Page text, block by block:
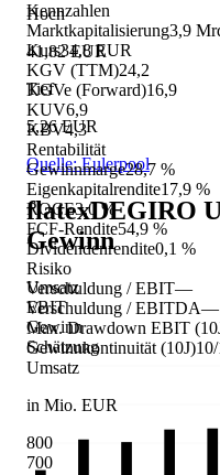
Kennzahlen
Marktkapitalisierung3,9
Kurs34,8 EUR
KGV (TTM)24,2
KGVe (Forward)16,9
KUV6,9
KBV4,3
Rentabilität
Gewinnmarge28,7 %
Eigenkapitalrendite17,9 %
ROCE3,0 %
FCF-Rendite54,9 %
Dividendenrendite0,1 %
Risiko
Verschuldung / EBIT—
Verschuldung / EBITDA—
Max. Drawdown EBIT
Gewinnkontinuität (10J)
Umsatz
in Mio. EUR
800
700
Hoch
41,82 EUR
Tief
5,26 EUR
Quelle: Eulerpool
flatexDEGIRO
Gewinn
Umsatz
EBIT
Gewinn
Schätzung